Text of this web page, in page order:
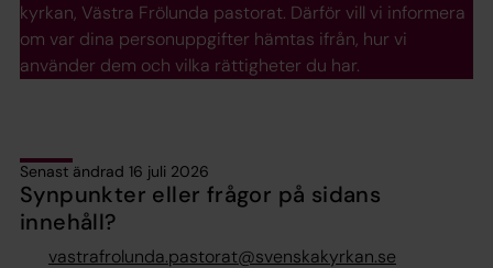
kyrkan, Västra Frölunda pastorat. Därför vill vi informera
om var dina personuppgifter hämtas ifrån, hur vi
använder dem och vilka rättigheter du har.
Senast ändrad 16 juli 2026
Synpunkter eller frågor på sidans
innehåll?
vastrafrolunda.pastorat@svenskakyrkan.se